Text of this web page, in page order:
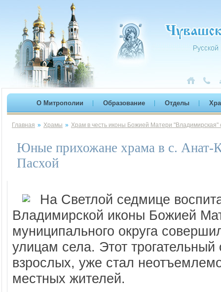
О Митрополии Образование Отделы
Главная » Храмы » Храм в честь иконы Божией Матери "Владимирская"
Юные прихожане храма в с. Анат-
Пасхой
На Светлой седмице
Владимирской иконы Божией
муниципального округа
улицам села. Этот
взрослых, уже стал
местных жителей.